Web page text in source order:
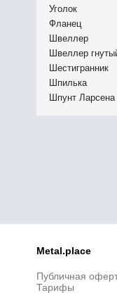
Уголок
Фланец
Швеллер
Швеллер
Шестигранник
Шпилька
Шпунт Ларсена
Metal.place
Публичная
Тарифы